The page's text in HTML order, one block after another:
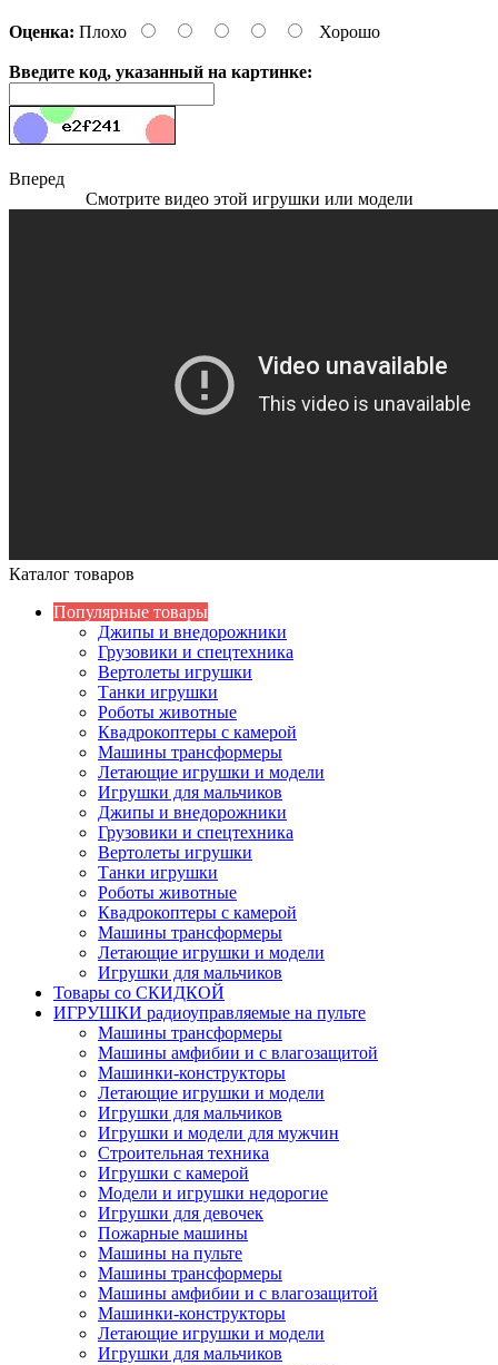
Оценка: Плохо Хорошо
Введите код, указанный на картинке:
Вперед
Смотрите видео этой игрушки или модели
Каталог товаров
Популярные товары
Джипы и внедорожники
Грузовики и спецтехника
Вертолеты игрушки
Танки игрушки
Роботы животные
Квадрокоптеры с камерой
Машины трансформеры
Летающие игрушки и модели
Игрушки для мальчиков
Джипы и внедорожники
Грузовики и спецтехника
Вертолеты игрушки
Танки игрушки
Роботы животные
Квадрокоптеры с камерой
Машины трансформеры
Летающие игрушки и модели
Игрушки для мальчиков
Товары со СКИДКОЙ
ИГРУШКИ радиоуправляемые на пульте
Машины трансформеры
Машины амфибии и с влагозащитой
Машинки-конструкторы
Летающие игрушки и модели
Игрушки для мальчиков
Игрушки и модели для мужчин
Строительная техника
Игрушки с камерой
Модели и игрушки недорогие
Игрушки для девочек
Пожарные машины
Машины на пульте
Машины трансформеры
Машины амфибии и с влагозащитой
Машинки-конструкторы
Летающие игрушки и модели
Игрушки для мальчиков